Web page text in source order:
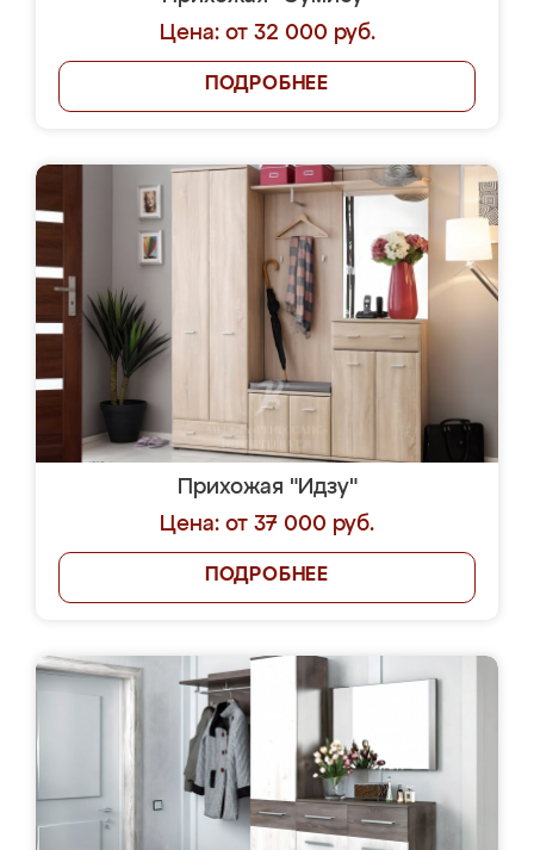
Цена: от 32 000 руб.
ПОДРОБНЕЕ
Прихожая "Идзу"
Цена: от 37 000 руб.
ПОДРОБНЕЕ